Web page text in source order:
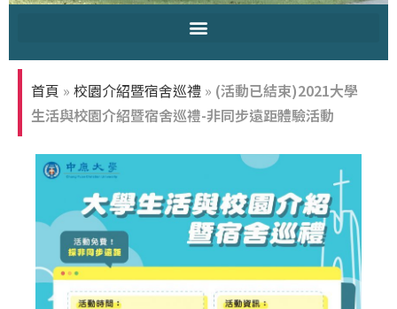
中原大學-你
知多少
首頁 » 校園介紹暨宿舍巡禮 » (活動已結束)2021大學
生活與校園介紹暨宿舍巡禮-非同步遠距體驗活動